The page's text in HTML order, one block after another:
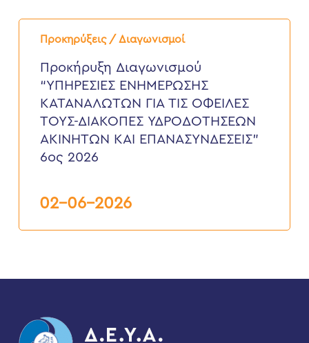
Προκηρύξεις / Διαγωνισμοί
Προκήρυξη
Διαγωνισμού
ΕΝΗΜΕΡΩΣΗΣ
ΚΑΤΑΝΑΛΩΤΩΝ
ΟΦΕΙΛΕΣ
ΤΟΥΣ-
ΔΙΑΚΟΠΕΣ
ΑΚΙΝΗΤΩΝ
2026
Προκήρυξη Διαγωνισμού
“ΥΠΗΡΕΣΙΕΣ ΕΝΗΜΕΡΩΣΗΣ
ΚΑΤΑΝΑΛΩΤΩΝ ΓΙΑ ΤΙΣ ΟΦΕΙΛΕΣ
ΤΟΥΣ-ΔΙΑΚΟΠΕΣ ΥΔΡΟΔΟΤΗΣΕΩΝ
ΑΚΙΝΗΤΩΝ ΚΑΙ ΕΠΑΝΑΣΥΝΔΕΣΕΙΣ”
6ος 2026
02-06-2026